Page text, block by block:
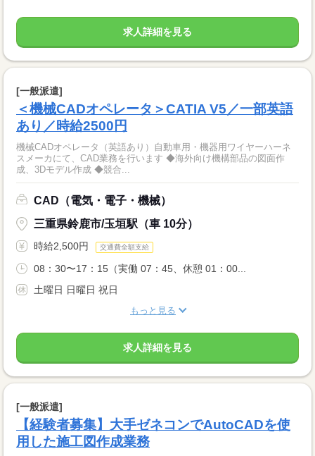
求人詳細を見る
[一般派遣]
＜機械CADオペレータ＞CATIA V5／一部英語
あり／時給2500円
機械CADオペレータ（英語あり）自動車用・機器用ワイヤーハーネ
スメーカにて、CAD業務を行います ◆海外向け機構部品の図面作
成、3Dモデル作成 ◆競合...
CAD（電気・電子・機械）
三重県鈴鹿市/玉垣駅（車 10分）
時給2,500円 交通費全額支給
08：30〜17：15（実働 07：45、休憩 01：00...
土曜日 日曜日 祝日
もっと見る
求人詳細を見る
[一般派遣]
【経験者募集】大手ゼネコンでAutoCADを使
用した施工図作成業務